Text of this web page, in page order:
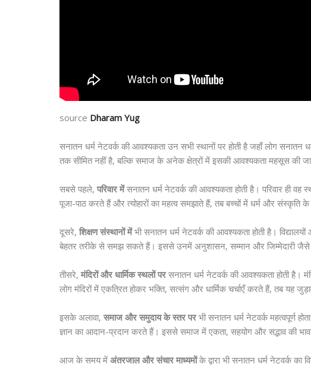
source Dharam Yug
सनातन धर्म नेटवर्क की आवश्यकता उन सभी स्थानों पर होती है जहाँ लोग
तक सीमित नहीं है, बल्कि समाज के अनेक क्षेत्रों में इसकी आवश्यकता महसूस की
सबसे पहले,परिवार मेंसनातन धर्म नेटवर्क की आवश्यकता होती है। परिवार ही
पूजा-पाठ करते हैं और त्योहारों का महत्व समझाते हैं, तब बच्चों में धर्म और संस्कृति के
दूसरे,शिक्षण संस्थानों मेंभी सनातन धर्म नेटवर्क की आवश्यकता होती है। विद्यालयों
बेहतर तरीके से समझ सकते हैं। इससे उनमें अनुशासन, सम्मान और जिम्मेदारी जैसे
तीसरे,मंदिरों और धार्मिक स्थलों परसनातन धर्म नेटवर्क की आवश्यकता होती है।
लोग मंदिरों में एकत्रित होकर भक्ति, सत्संग और धार्मिक चर्चाएँ करते हैं, तब यह
इसके अलावा,समाज और समुदाय के स्तर परभी सनातन धर्म नेटवर्क महत्वपूर्ण
ज्ञान का आदान-प्रदान करते हैं। इससे समाज में एकता, सहयोग और सद्भाव की
आज के समय मेंअंतरजाल और संचार माध्यमोंके द्वारा भी सनातन धर्म नेटवर्क